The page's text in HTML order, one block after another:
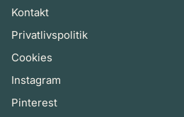
Kontakt
Privatlivspolitik
Cookies
Instagram
Pinterest